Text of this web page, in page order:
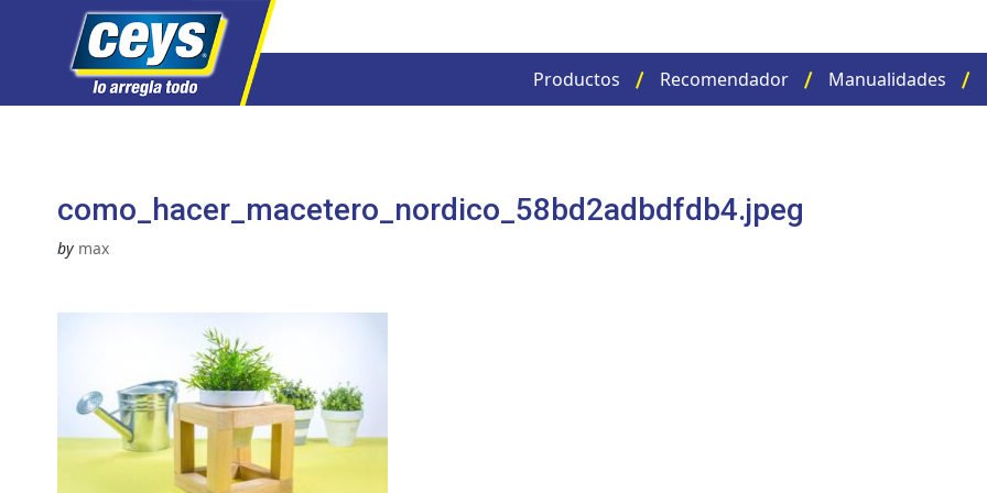
Productos Recomendador Manualidades
como_hacer_macetero_nordico_58bd2adbdfdb4.jpeg
by max